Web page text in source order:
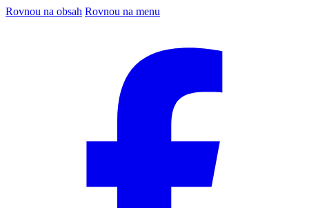
Rovnou na obsah Rovnou na menu